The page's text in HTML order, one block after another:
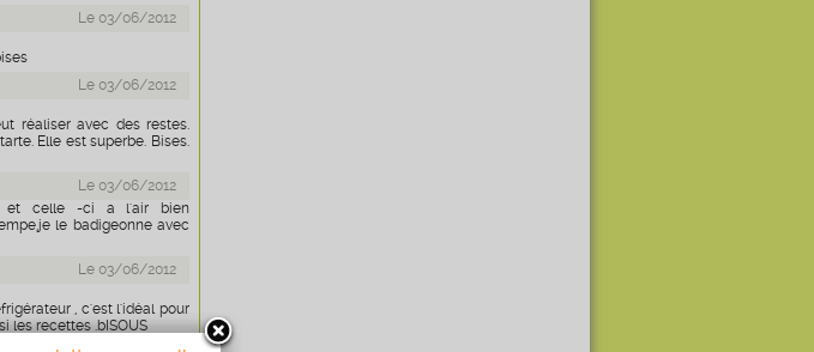
Le 03/06/2012
Le 03/06/2012
réaliser avec des restes.
Elle est superbe. Bises.
Le 03/06/2012
et celle -ci a l'air bien
le badigeonne avec
Le 03/06/2012
, c'est l'idéal pour
les recettes .bISOUS